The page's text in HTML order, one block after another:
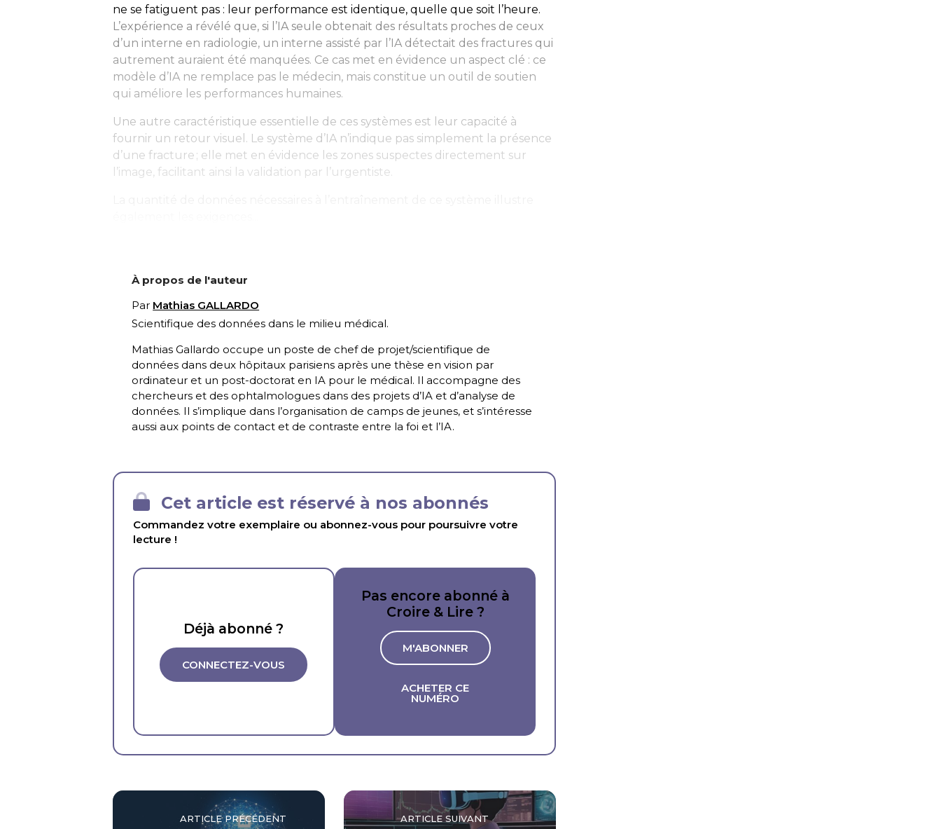
ne se fatiguent pas : leur performance est identique, quelle que soit l’heure.
L’expérience a révélé que, si l’IA seule obtenait des résultats proches de ceux
d’un interne en radiologie, un interne assisté par l’IA détectait des fractures qui
autrement auraient été manquées. Ce cas met en évidence un aspect clé : ce
modèle d’IA ne remplace pas le médecin, mais constitue un outil de soutien
qui améliore les performances humaines.
Une autre caractéristique essentielle de ces systèmes est leur capacité à
fournir un retour visuel. Le système d’IA n’indique pas simplement la présence
d’une fracture ; elle met en évidence les zones suspectes directement sur
l’image, facilitant ainsi la validation par l’urgentiste.
À propos de l'auteur
Par Mathias GALLARDO
Scientifique des données dans le milieu médical.
Mathias Gallardo occupe un poste de chef de projet/scientifique de
données dans deux hôpitaux parisiens après une thèse en vision par
ordinateur et un post-doctorat en IA pour le médical. Il accompagne des
chercheurs et des ophtalmologues dans des projets d’IA et d’analyse de
données. Il s’implique dans l’organisation de camps de jeunes, et s’intéresse
aussi aux points de contact et de contraste entre la foi et l’IA.
Cet article est réservé à nos abonnés
Commandez votre exemplaire ou abonnez-vous pour poursuivre votre
lecture !
Déjà abonné ?
CONNECTEZ-VOUS
Pas encore abonné à
Croire & Lire ?
M'ABONNER
ACHETER CE
NUMÉRO
ARTICLE PRÉCÉDENT ARTICLE SUIVANT